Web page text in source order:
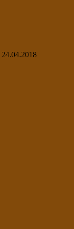
24.04.2018